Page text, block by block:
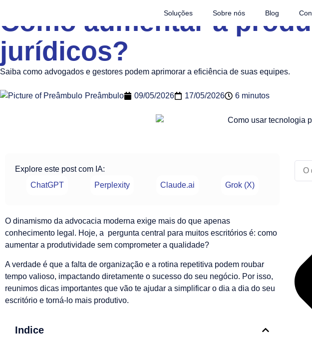
Soluções Sobre nós Blog
Como aumentar a
jurídicos?
Saiba como advogados e gestores podem aprimorar a eficiência de suas equipes.
Preâmbulo 09/05/2026 17/05/2026 6 minutos
Explore este post com IA:
ChatGPT
Perplexity Claude.ai Grok (X)
O dinamismo da advocacia moderna exige mais do que apenas
conhecimento legal. Hoje, a pergunta central para muitos escritórios é: como
aumentar a produtividade sem comprometer a qualidade?
A verdade é que a falta de organização e a rotina repetitiva podem roubar
tempo valioso, impactando diretamente o sucesso do seu negócio. Por isso,
reunimos dicas importantes que vão te ajudar a simplificar o dia a dia do seu
escritório e torná-lo mais produtivo.
Indice